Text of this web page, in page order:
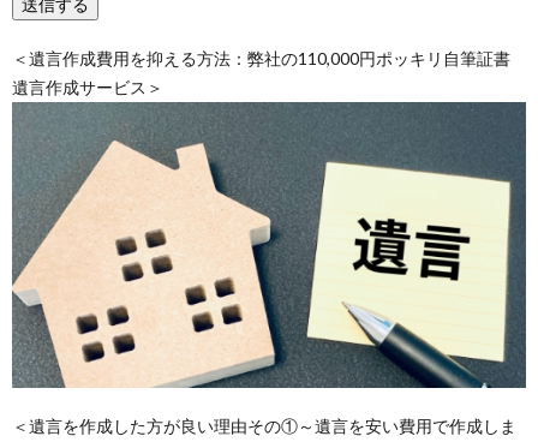
＜遺言作成費用を抑える方法：弊社の110,000円ポッキリ自筆証書
遺言作成サービス＞
＜遺言を作成した方が良い理由その①～遺言を安い費用で作成しま